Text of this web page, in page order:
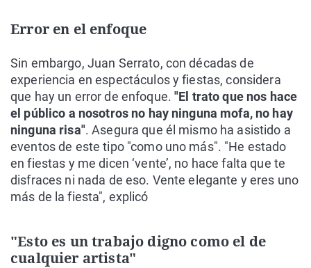
Error en el enfoque
Sin embargo, Juan Serrato, con décadas de
experiencia en espectáculos y fiestas, considera
que hay un error de enfoque."El trato que nos hace
el público a nosotros no hay ninguna mofa, no hay
ninguna risa". Asegura que él mismo ha asistido a
eventos de este tipo "como uno más". "He estado
en fiestas y me dicen ‘vente’, no hace falta que te
disfraces ni nada de eso. Vente elegante y eres uno
más de la fiesta", explicó
"Esto es un trabajo digno como el de
cualquier artista"